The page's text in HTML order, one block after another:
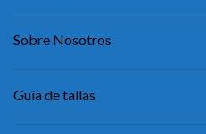
Sobre Nosotros
Guía de tallas